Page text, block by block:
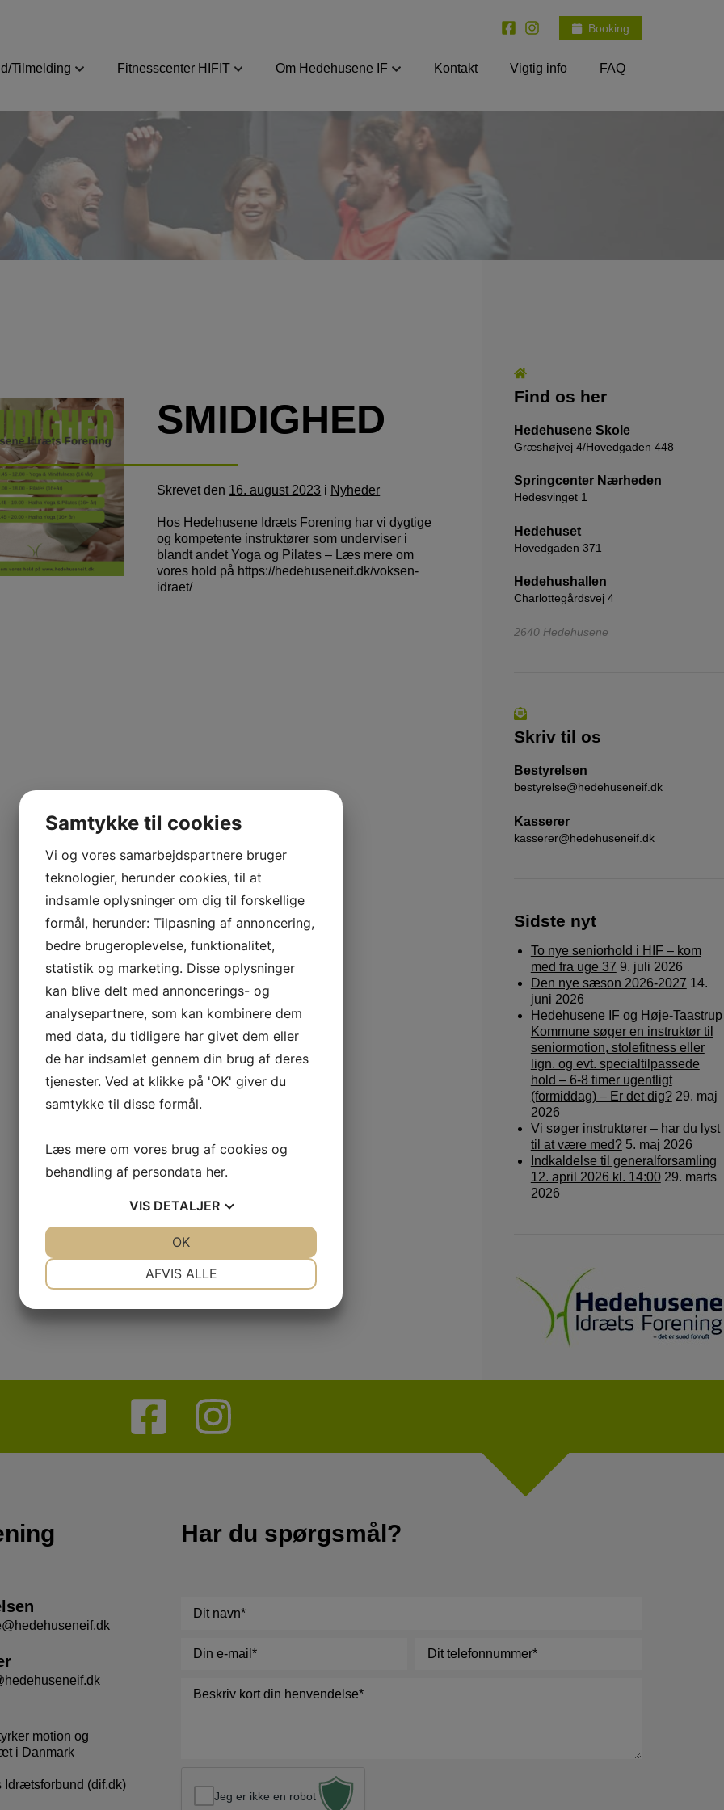
Booking
Tilmelding Fitnesscenter HIFIT Om Hedehusene IF Kontakt Vigtig info FAQ
SMIDIGHED
Skrevetden 16. august 2023 i Nyheder
Hos Hedehusene Idræts Forening har vi dygtige
og kompetente instruktører som underviser i
blandt andet Yoga og Pilates – Læs mere om
vores hold på https://hedehuseneif.dk/voksen-
idraet/
Find os her
Hedehusene Skole
Græshøjvej 4/Hovedgaden 448
Springcenter Nærheden
Hedesvinget 1
Hedehuset
Hovedgaden 371
Hedehushallen
Charlottegårdsvej 4
2640 Hedehusene
Skriv til os
Bestyrelsen
bestyrelse@hedehuseneif.dk
Kasserer
kasserer@hedehuseneif.dk
Sidste nyt
To nye seniorhold i HIF – kom
med fra uge 37 9. juli 2026
Den nye sæson 2026-2027 14.
juni 2026
Hedehusene IF og Høje-Taastrup
Kommune søger en instruktør til
seniormotion, stolefitness eller
lign. og evt. specialtilpassede
hold – 6-8 timer ugentligt
(formiddag) – Er det dig? 29. maj
2026
Vi søger instruktører – har du lyst
til at være med? 5. maj 2026
Indkaldelse til generalforsamling
12. april 2026 kl. 14:00 29. marts
2026
motion og
i Danmark
Idrætsforbund (dif.dk)
Har du spørgsmål?
mail
Jeg er ikke en robot
Samtykke til cookies
Vi og vores samarbejdspartnere bruger
teknologier, herunder cookies, til at
indsamle oplysninger om dig til forskellige
formål, herunder: Tilpasning af annoncering,
bedre brugeroplevelse, funktionalitet,
statistik og marketing. Disse oplysninger
kan blive delt med annoncerings- og
analysepartnere, som kan kombinere dem
med data, du tidligere har givet dem eller
de har indsamlet gennem din brug af deres
tjenester. Ved at klikke på 'OK' giver du
samtykke til disse formål.
Læs mere om vores brug af cookies og
behandling af persondata her.
VIS DETALJER
AFVIS ALLE
OK